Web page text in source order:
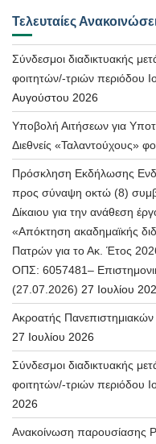
Τελευταίες
Σύνδεσμοι διαδικτυακής
φοιτητών/-τριών περιόδου
Αυγούστου 2026
Υποβολή Αιτήσεων για
Διεθνείς «Ταλαντούχους»
Πρόσκληση Εκδήλωσης
προς σύναψη οκτώ (8)
Δίκαιου για την ανάθεση
«Απόκτηση ακαδημαϊκής
Πατρών για το Ακ. Έτος
ΟΠΣ: 6057481–
(27.07.2026) 27 Ιουλίου
Ακροατής
27 Ιουλίου 2026
Σύνδεσμοι διαδικτυακής
φοιτητών/-τριών περιόδου
2026
Ανακοίνωση παρουσίασης